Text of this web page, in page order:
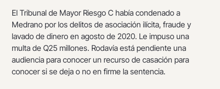
El Tribunal de Mayor Riesgo C había condenado a
Medrano por los delitos de asociación ilícita, fraude y
lavado de dinero en agosto de 2020. Le impuso una
multa de Q25 millones. Rodavía está pendiente una
audiencia para conocer un recurso de casación para
conocer si se deja o no en firme la sentencia.